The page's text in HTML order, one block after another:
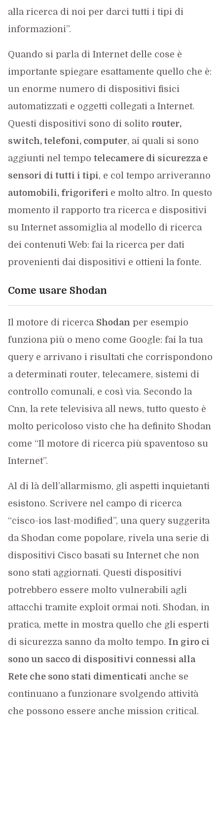
alla ricerca di noi per darci tutti i tipi di
informazioni”.
Quando si parla di Internet delle cose è
importante spiegare esattamente quello che è:
un enorme numero di dispositivi fisici
automatizzati e oggetti collegati a Internet.
Questi dispositivi sono di solito router,
switch, telefoni, computer, ai quali si sono
aggiunti nel tempo telecamere di sicurezza e
sensori di tutti i tipi, e col tempo arriveranno
automobili, frigoriferi e molto altro. In questo
momento il rapporto tra ricerca e dispositivi
su Internet assomiglia al modello di ricerca
dei contenuti Web: fai la ricerca per dati
provenienti dai dispositivi e ottieni la fonte.
Come usare Shodan
Il motore di ricerca Shodan per esempio
funziona più o meno come Google: fai la tua
query e arrivano i risultati che corrispondono
a determinati router, telecamere, sistemi di
controllo comunali, e così via. Secondo la
Cnn, la rete televisiva all news, tutto questo è
molto pericoloso visto che ha definito Shodan
come “Il motore di ricerca più spaventoso su
Internet”.
Al di là dell’allarmismo, gli aspetti inquietanti
esistono. Scrivere nel campo di ricerca
“cisco-ios last-modified”, una query suggerita
da Shodan come popolare, rivela una serie di
dispositivi Cisco basati su Internet che non
sono stati aggiornati. Questi dispositivi
potrebbero essere molto vulnerabili agli
attacchi tramite exploit ormai noti. Shodan, in
pratica, mette in mostra quello che gli esperti
di sicurezza sanno da molto tempo. In giro ci
sono un sacco di dispositivi connessi alla
Rete che sono stati dimenticati anche se
continuano a funzionare svolgendo attività
che possono essere anche mission critical.